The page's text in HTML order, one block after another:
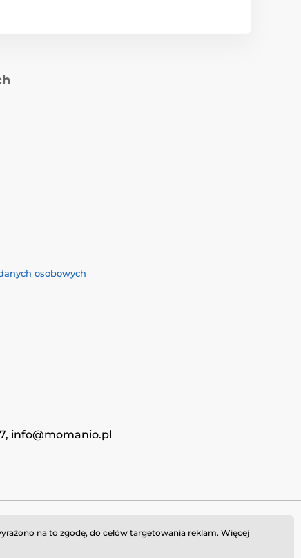
osobowych
info@momanio.pl
na to zgodę, do celów targetowania reklam. Więcej